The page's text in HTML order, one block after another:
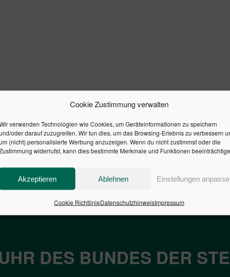
Cookie Zustimmung verwalten
verwenden Technologien wie Cookies, um Geräteinformationen zu speichern
oder darauf zuzugreifen. Wir tun dies, um das Browsing-Erlebnis zu verbessern
(nicht) personalisierte Werbung anzuzeigen. Wenn du nicht zustimmst oder die
widerrufst, kann dies bestimmte Merkmale und Funktionen
Akzeptieren Ablehnen Einstellungen
Cookie RichtlinieDatenschutzhinweisImpressum
DES BUNDES DER